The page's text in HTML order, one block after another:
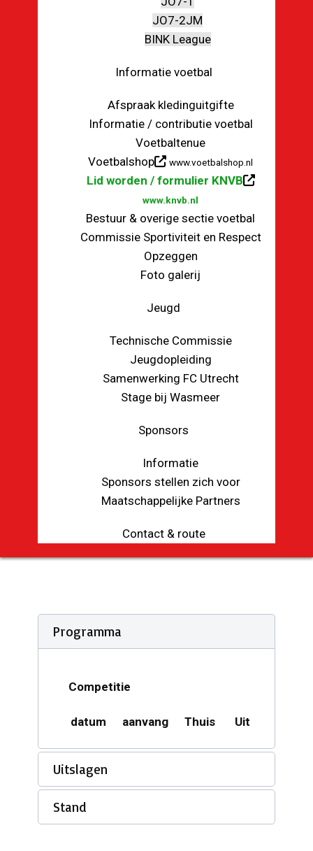
JO7-2JM
BINK League
Informatie voetbal
Afspraak kledinguitgifte
Informatie / contributie voetbal
Voetbaltenue
Voetbalshop
www.voetbalshop.nl
Lid worden / formulier KNVB
www.knvb.nl
Bestuur & overige sectie voetbal
Commissie Sportiviteit en Respect
Opzeggen
Foto galerij
Jeugd
Technische Commissie
Jeugdopleiding
Samenwerking FC Utrecht
Stage bij Wasmeer
Sponsors
Informatie
Sponsors stellen zich voor
Maatschappelijke Partners
Contact & route
Programma
Competitie
datum aanvang Thuis Uit
Uitslagen
Stand